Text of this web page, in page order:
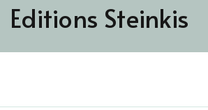
Editions Steinkis